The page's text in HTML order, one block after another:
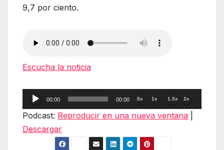
9,7 por ciento.
Escucha la noticia
Reproductor
de
00:00 00:00 .5x 1x 1.5x 2x
Podcast: Reproducir en una nueva ventana
Descargar